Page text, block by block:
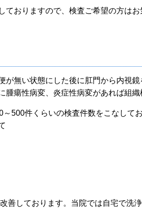
おりますので、検査ご希望の方はお
が無い状態にした後に肛門から内視
瘍性病変、炎症性病変があれば組織
500件くらいの検査件数をこなして
善しております。当院では自宅で洗